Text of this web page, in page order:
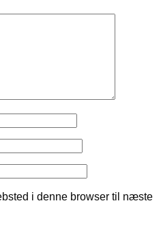
i denne browser til næste